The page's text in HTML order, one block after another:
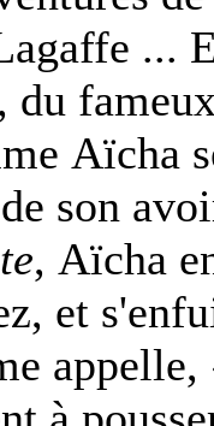
...
du
Aïcha
son
, Aïcha
et